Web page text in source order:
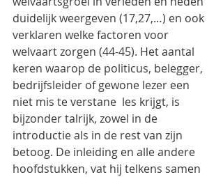
duidelijk weergeven (17,27,…) en ook
verklaren welke factoren voor
welvaart zorgen (44-45). Het aantal
keren waarop de politicus, belegger,
bedrijfsleider of gewone lezer een
niet mis te verstane  les krijgt, is
bijzonder talrijk, zowel in de
introductie als in de rest van zijn
betoog. De inleiding en alle andere
hoofdstukken, vat hij telkens samen